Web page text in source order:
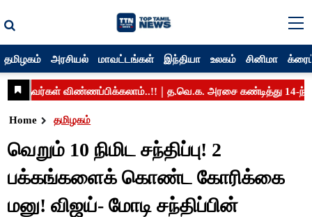
தமிழகம் அரசியல் மாவட்டங்கள் இந்தியா உலகம் சினிமா
Home தமிழகம்
வெறும் 10 நிமிட சந்திப்பு! 2
பக்கங்களைக் கொண்ட கோரிக்கை
மனு! விஜய்- மோடி சந்திப்பின்